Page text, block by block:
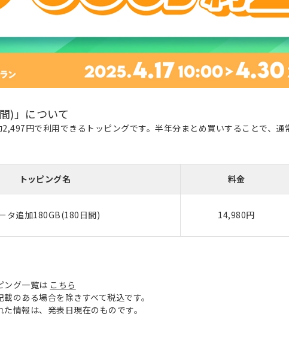
)」について
円で利用できるトッピングです。半年分まとめ買いすることで、
トッピング名 料金
タ追加180GB(180日間) 14,980円
ング一覧は こちら
のある場合を除きすべて税込です。
情報は、発表日現在のものです。